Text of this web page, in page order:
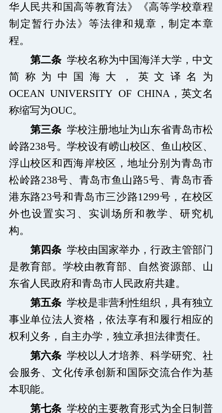
华人民共和国高等教育法》《高等学校章程
制定暂行办法》等法律和规章，制定本章
程。
第二条 学校名称为中国海洋大学，中文
简称为中国海大，英文译名为
OCEANUNIVERSITY OFCHINA ，英文名
称缩写为OUC。
第三条 学校注册地址为山东省青岛市松
岭路238号。学校设有崂山校区、鱼山校区、
浮山校区和西海岸校区，地址分别为青岛市
松岭路238号、青岛市鱼山路5号、青岛市香
港东路23号和青岛市三沙路1299号，在校区
外也设置实习、实训场所和教学、研究机
构。
第四条 学校由国家举办，行政主管部门
是教育部。学校由教育部、自然资源部、山
东省人民政府和青岛市人民政府共建。
第五条 学校是非营利性组织，具有独立
事业单位法人资格，依法享有和履行相应的
权利义务，自主办学，独立承担法律责任。
第六条 学校以人才培养、科学研究、社
会服务、文化传承创新和国际交流合作为基
本职能。
第七条 学校的主要教育形式为全日制普